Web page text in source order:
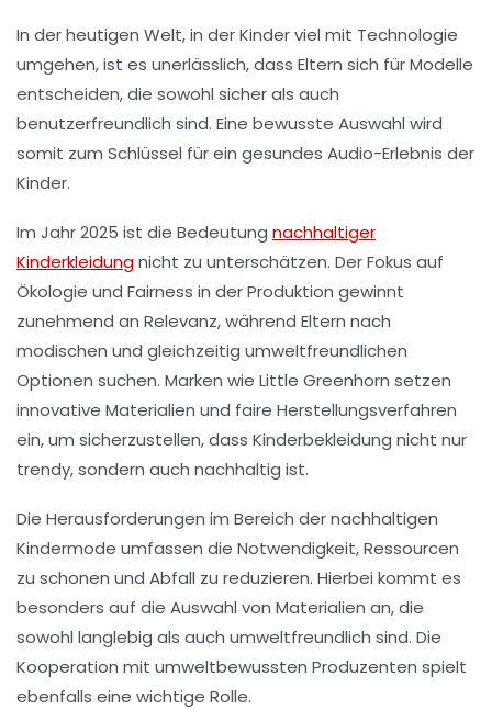
In der heutigen Welt, in der Kinder viel mit Technologie
umgehen, ist es unerlässlich, dass Eltern sich für Modelle
entscheiden, die sowohl sicher als auch
benutzerfreundlich sind. Eine bewusste Auswahl wird
somit zum Schlüssel für ein gesundes Audio-Erlebnis der
Kinder.
Im Jahr 2025 ist die Bedeutung nachhaltiger
Kinderkleidungnicht zu unterschätzen. Der Fokus auf
Ökologie und Fairness in der Produktion gewinnt
zunehmend an Relevanz, während Eltern nach
modischen und gleichzeitig umweltfreundlichen
Optionen suchen. Marken wie Little Greenhorn setzen
innovative Materialien und faire Herstellungsverfahren
ein, um sicherzustellen, dass Kinderbekleidung nicht nur
trendy, sondern auch nachhaltig ist.
Die Herausforderungen im Bereich der nachhaltigen
Kindermode umfassen die Notwendigkeit,Ressourcen
zu schonen und Abfall zu reduzieren. Hierbei kommt es
besonders auf die Auswahl von Materialien an, die
sowohl langlebig als auch umweltfreundlich sind. Die
Kooperation mit umweltbewussten Produzenten spielt
ebenfalls eine wichtige Rolle.